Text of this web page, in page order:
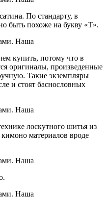
По стандарту, в
быть похоже на букву «Т».
купить, потому что в
оригиналы, произведенные
Такие экземпляры
и стоят баснословных
лоскутного шитья из
материалов вроде